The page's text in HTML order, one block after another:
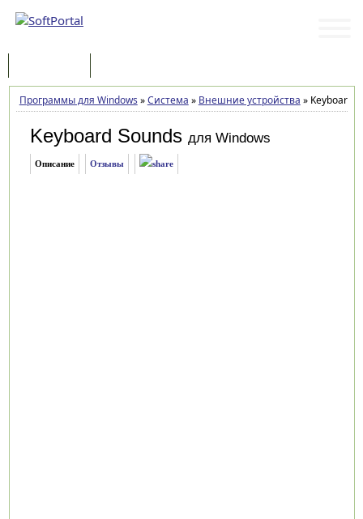
Программы для Windows »Система » Внешние устройства »Keyboard
Keyboard Sounds для Windows
Описание Отзывы